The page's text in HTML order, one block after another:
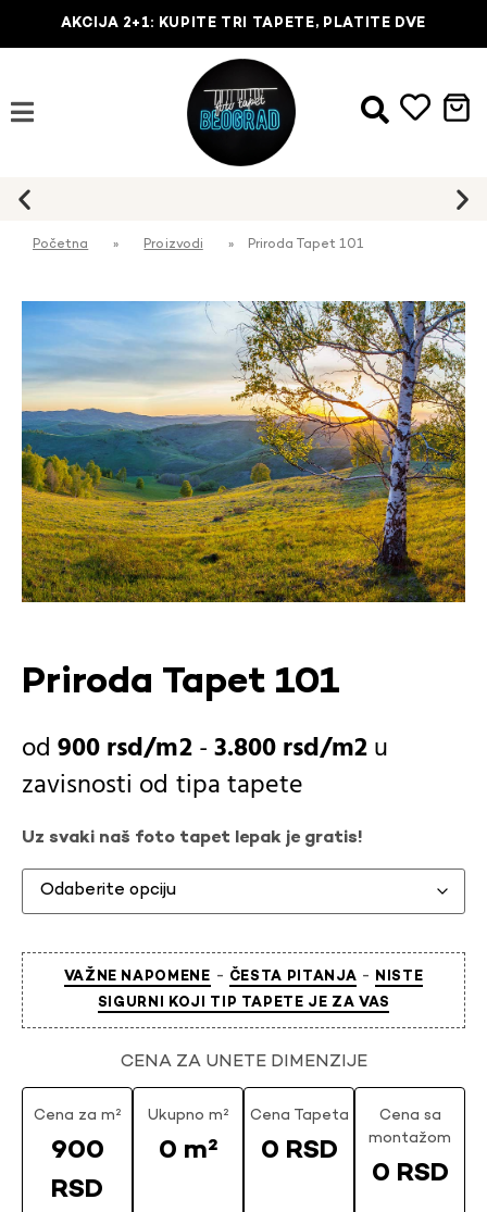
AKCIJA 2+1: KUPITE TRI TAPETE, PLATITE DVE
Početna » Proizvodi » Priroda Tapet 101
Priroda Tapet 101
900rsd -3.800rsd
u
zavisnosti od tipa tapete
Uz svaki naš foto tapet lepak je gratis!
VAŽNE NAPOMENE - ČESTA PITANJA - NISTE
SIGURNI KOJI TIP TAPETE JE ZA VAS
CENA ZA UNETE DIMENZIJE
Cena za m²
900
RSD
Ukupno m²
0 m²
Cena Tapeta
0 RSD
Cena sa
montažom
0 RSD